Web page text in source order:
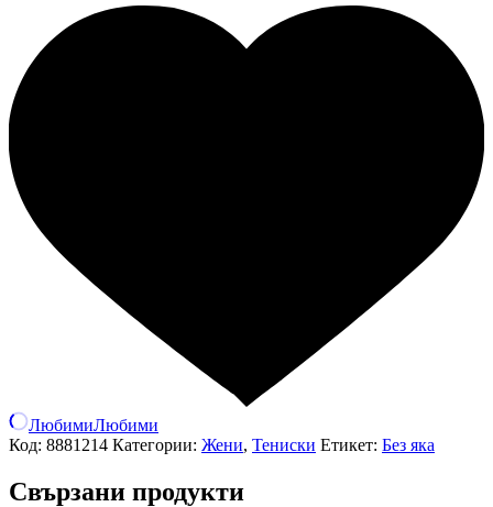
ЛюбимиЛюбими
Код: 8881214 Категории: Жени, Тениски Етикет: Без яка
Свързани продукти